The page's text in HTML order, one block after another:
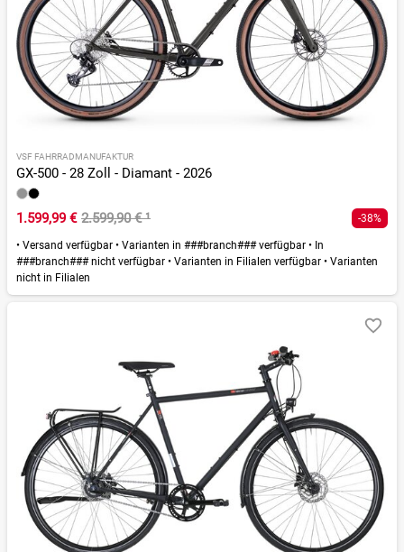
VSF FAHRRADMANUFAKTUR
GX-500 - 28 Zoll - Diamant - 2026
1.599,99 € 2.599,90 €¹ -38%
• Versand verfügbar • Varianten in ###branch### verfügbar • In
###branch### nicht verfügbar • Varianten in Filialen verfügbar • Varianten
nicht in Filialen